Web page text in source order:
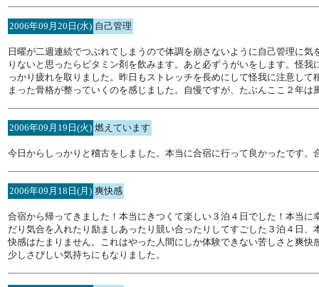
2006年09月20日(水) 自己管理
日曜が二週連続でつぶれてしまうので体調を崩さないように自己管理に
りないと思ったらビタミン剤を飲みます。あと必ずうがいをします。怪
っかり疲れを取りました。昨日もストレッチを長めにして怪我に注意し
まった骨格が整っていくのを感じました。自慢ですが、たぶんここ２年
2006年09月19日(火) 燃えています
今日からしっかりと稽古をしました。本当に合宿に行って良かったです
2006年09月18日(月) 爽快感
合宿から帰ってきました！本当にきつくて楽しい３泊４日でした！本当
だり気合を入れたり励ましあったり競い合ったりしてすごした３泊４日
快感はたまりません。これはやった人間にしか体験できない苦しさと爽
少しさびしい気持ちにもなりました。